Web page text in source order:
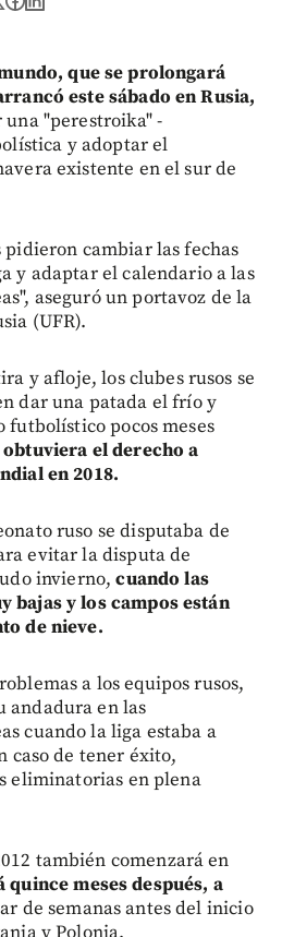
que se prolongará
este sábado en Rusia,
"perestroika" -
y adoptar el
existente en el sur de
pidieron cambiar las fechas
y adaptar el calendario a las
aseguró un portavoz de la
(UFR).
y afloje, los clubes rusos se
dar una patada el frío y
pocos meses
obtuviera el derecho a
en 2018.
ruso se disputaba de
evitar la disputa de
invierno, cuando las
bajas y los campos están
de nieve.
a los equipos rusos,
andadura en las
cuando la liga estaba a
caso de tener éxito,
eliminatorias en plena
también comenzará en
meses después, a
de semanas antes del inicio